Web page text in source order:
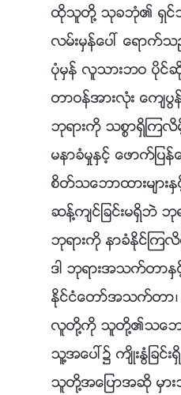
ထိုသူတို႔ သုခဘုံ၏ ရွင္သ
လမ္းမွန္ေပၚ ေရာ
ပုံမွန္ လူသားဘဝ ပိုင္
တာဝန္အားလုံး ေက်ပြ
ဘုရားကို သစၥာရွိၾက
မနာခံမႈႏွင့္ ေဖာက္ျပ
စိတ္သေဘာထားမ်ား
ဆန႔္က်င္ျခင္းမရွိဘဲ
ဘုရားကို နာခံႏိုင္ၾက
ဒါ ဘုရားအသက္တာ
ႏိုင္ငံေတာ္အသက္တာ၊
လူတို႔ကို သူတို႔၏သေဘ
သူ႔အေပၚ၌ က်ိဳးႏြံျခ
သူတို႔အေျပာအဆို မွ